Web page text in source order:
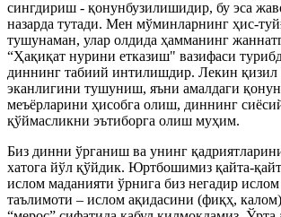
сингдириш - қонунбузилишидир, бу эса
назарда тутади. Мен мўминларнинг ҳис-
тушунаман, улар олдида ҳамманинг
“Ҳақиқат нурини етказиш" вазифаси
диннинг табиий интилишдир. Лекин қизил
эканлигини тушуниш, яъни амалдаги
меъёрларини ҳисобга олиш, диннинг
қўймасликни эътиборга олиш муҳим.
Биз динни ўрганиш ва унинг
хатога йўл қўйдик. Юртбошимиз қайта-
ислом маданияти ўрнига биз негадир
таълимоти – ислом ақидасини (фиқҳ,